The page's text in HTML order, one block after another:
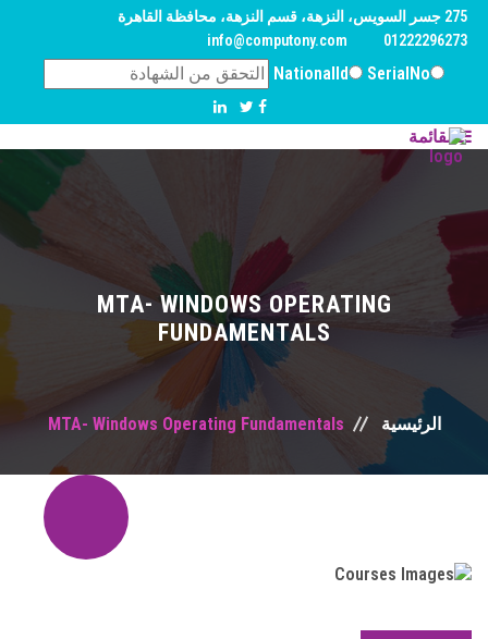
275 جسر السويس، النزهة، قسم النزهة، محافظة القاهرة‬
01222296273
info@computony.com
SerialNo
NationalId
القائمة
الرئيسية
مجلس الأمناء
الهيئة الأستشارية
الشركاء الأستراتيجيون
Close
Close
منح ومشاريع
منحة ريادة الأعمال والمشروعات الصغيرة
ندوة الثورة الصناعية الرابعة وعلاقتها بالميتافيرس Metaverse
ومستقبلها
MTA- WINDOWS OPERATING
FUNDAMENTALS
الرئيسية MTA- Windows Operating Fundamentals